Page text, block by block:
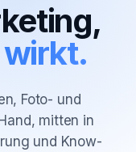
Foto- und
mitten in
und Know-